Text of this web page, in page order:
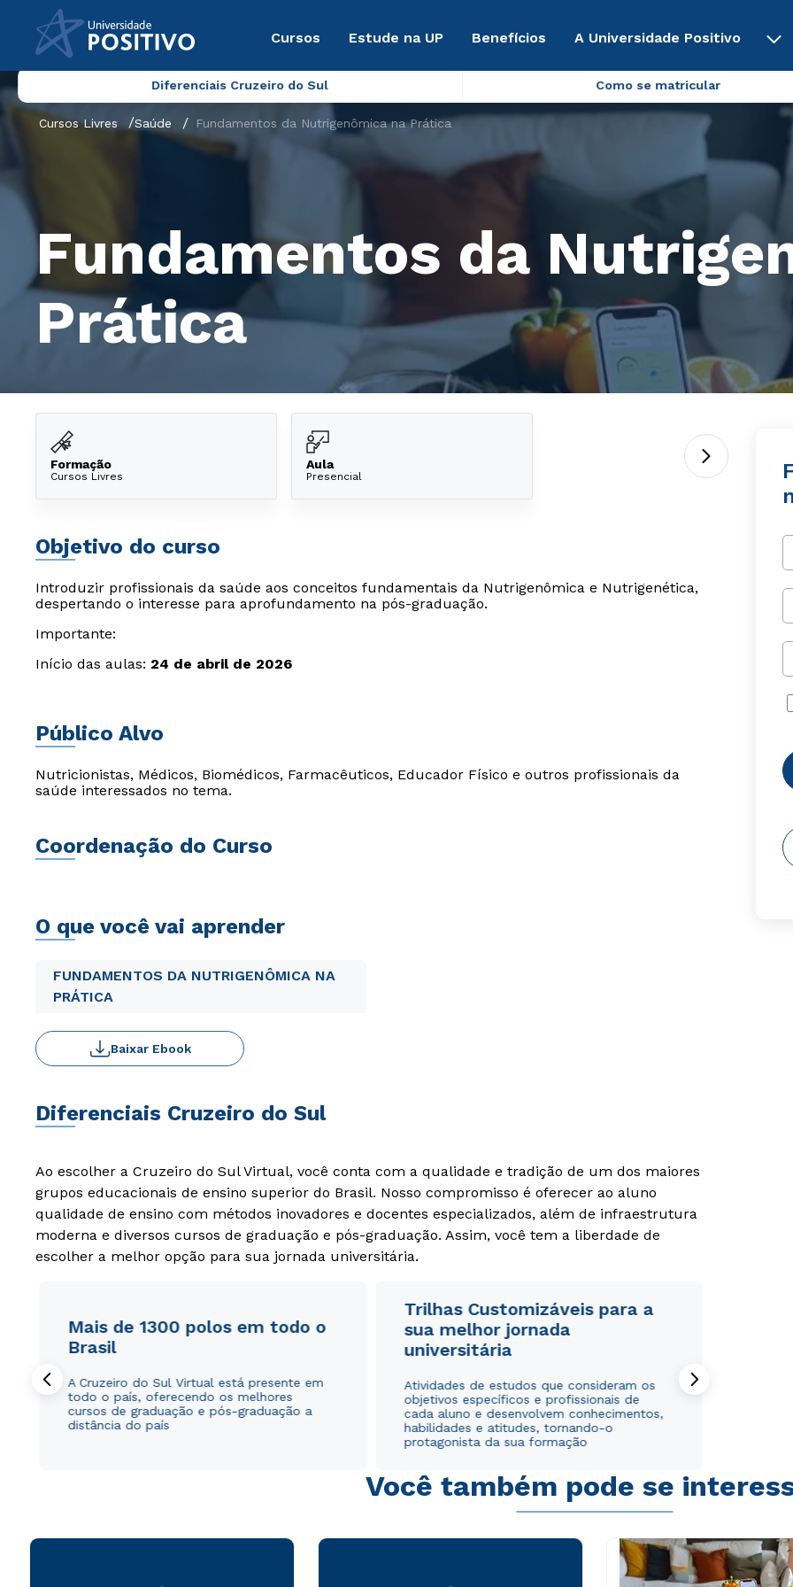
Cursos Estude na UP Benefícios A Universidade Positivo
Diferenciais Cruzeiro do Sul Como se matricular
Cursos Livres Saúde Fundamentos da Nutrigenômica na Prática
Fundamentos da
Prática
Formação
Cursos Livres
Aula
Presencial
Objetivo do curso
Introduzir profissionais da saúde aos conceitos fundamentais da Nutrigenômica e Nutrigenética,
despertando o interesse para aprofundamento na pós-graduação.
Importante:
Início das aulas: 24 de abril de 2026
Público Alvo
Nutricionistas, Médicos, Biomédicos, Farmacêuticos, Educador Físico e outros profissionais da
saúde interessados no tema.
Coordenação do Curso
O que você vai aprender
FUNDAMENTOS DA NUTRIGENÔMICA NA
PRÁTICA
Baixar Ebook
Diferenciais Cruzeiro do Sul
Ao escolher a Cruzeiro do Sul Virtual, você conta com a qualidade e tradição de um dos maiores
grupos educacionais de ensino superior do Brasil. Nosso compromisso é oferecer ao aluno
qualidade de ensino com métodos inovadores e docentes especializados, além de infraestrutura
moderna e diversos cursos de graduação e pós-graduação. Assim, você tem a liberdade de
escolher a melhor opção para sua jornada universitária.
Mais de 1300 polos em todo o
Brasil
A Cruzeiro do Sul Virtual está presente em
todo o país, oferecendo os melhores
cursos de graduação e pós-graduação a
distância do país
Trilhas Customizáveis para a
sua melhor jornada
universitária
Atividades de estudos que consideram os
objetivos específicos e profissionais de
cada aluno e desenvolvem conhecimentos,
habilidades e atitudes, tornando-o
protagonista da sua formação
Você também pode se
ou
ou